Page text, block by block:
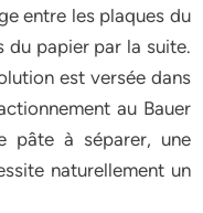
entre les plaques du
papier par la suite.
est versée dans
au Bauer
pâte à séparer, une
naturellement un